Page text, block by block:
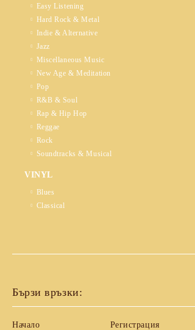
Easy Listening
Hard Rock & Metal
Indie & Alternative
Jazz
Miscellaneous Music
New Age & Meditation
Pop
R&B & Soul
Rap & Hip Hop
Reggae
Rock
Soundtracks & Musical
VINYL
Blues
Classical
Бързи връзки:
Начало Регистрация